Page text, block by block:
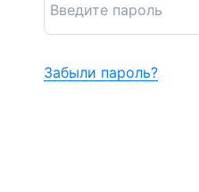
Забыли пароль?